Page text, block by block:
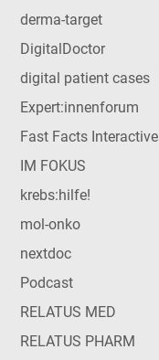
derma-target
DigitalDoctor
digital patient cases
Expert:innenforum
Fast Facts Interactive
IM FOKUS
krebs:hilfe!
mol-onko
nextdoc
Podcast
RELATUS MED
RELATUS PHARM